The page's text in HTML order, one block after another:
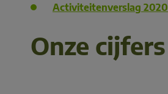
Activiteitenverslag 2020
Onze cijfers